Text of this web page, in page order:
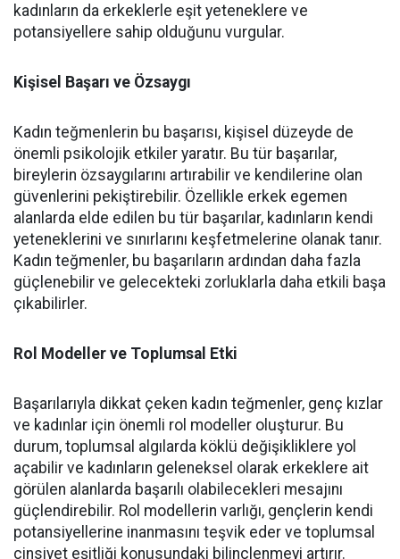
kadınların da erkeklerle eşit yeteneklere ve
potansiyellere sahip olduğunu vurgular.
Kişisel Başarı ve Özsaygı
Kadın teğmenlerin bu başarısı, kişisel düzeyde de
önemli psikolojik etkiler yaratır. Bu tür başarılar,
bireylerin özsaygılarını artırabilir ve kendilerine olan
güvenlerini pekiştirebilir. Özellikle erkek egemen
alanlarda elde edilen bu tür başarılar, kadınların kendi
yeteneklerini ve sınırlarını keşfetmelerine olanak tanır.
Kadın teğmenler, bu başarıların ardından daha fazla
güçlenebilir ve gelecekteki zorluklarla daha etkili başa
çıkabilirler.
Rol Modeller ve Toplumsal Etki
Başarılarıyla dikkat çeken kadın teğmenler, genç kızlar
ve kadınlar için önemli rol modeller oluşturur. Bu
durum, toplumsal algılarda köklü değişikliklere yol
açabilir ve kadınların geleneksel olarak erkeklere ait
görülen alanlarda başarılı olabilecekleri mesajını
güçlendirebilir. Rol modellerin varlığı, gençlerin kendi
potansiyellerine inanmasını teşvik eder ve toplumsal
cinsiyet eşitliği konusundaki bilinçlenmeyi artırır.